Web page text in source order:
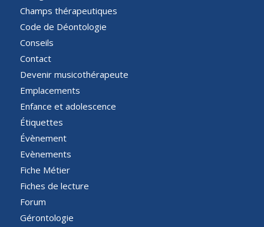
Champs thérapeutiques
Code de Déontologie
Conseils
Contact
Devenir musicothérapeute
Emplacements
Enfance et adolescence
Étiquettes
Évènement
Evènements
Fiche Métier
Fiches de lecture
Forum
Gérontologie